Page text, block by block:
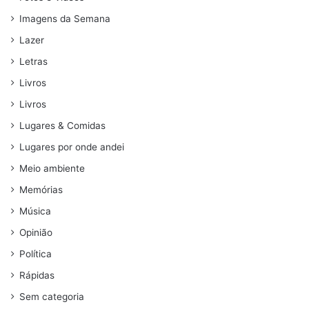
Imagens da Semana
Lazer
Letras
Livros
Livros
Lugares & Comidas
Lugares por onde andei
Meio ambiente
Memórias
Música
Opinião
Política
Rápidas
Sem categoria